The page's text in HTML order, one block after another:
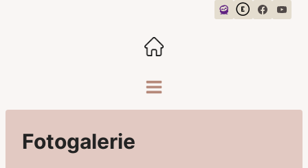
Fotogalerie